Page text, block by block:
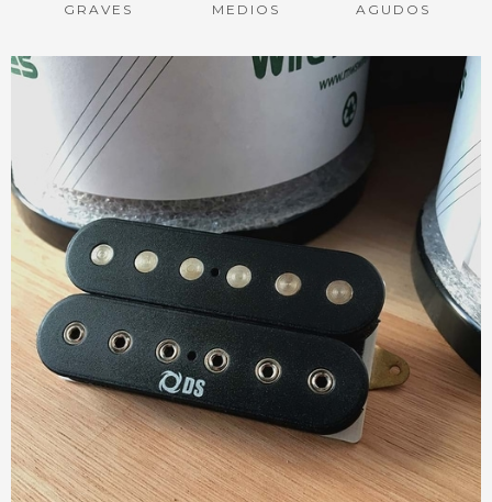
GRAVES MEDIOS AGUDOS